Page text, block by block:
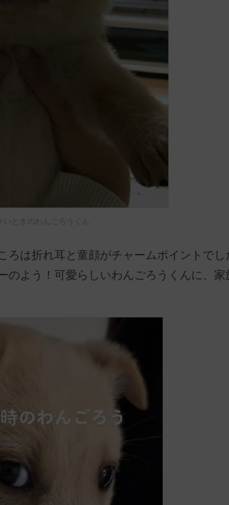
いときのわんごろうくん
ろは折れ耳と童顔がチャームポイントでし
のよう！可愛らしいわんごろうくんに、家